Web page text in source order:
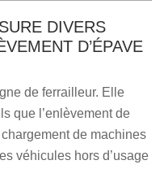
DIVERS
D’ÉPAVE
de ferrailleur. Elle
que l’enlèvement de
de machines
véhicules hors d’usage